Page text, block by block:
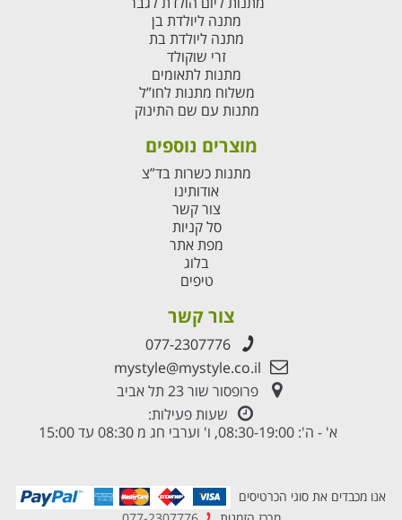
מתנה ליולדת בן
מתנה ליולדת בת
זרי שוקולד
מתנות לתאומים
משלוח מתנות לחו”ל
מתנות עם שם התינוק
מוצרים נוספים
מתנות כשרות בד”צ
אודותינו
צור קשר
סל קניות
מפת אתר
בלוג
טיפים
צור קשר
077-2307776
mystyle@mystyle.co.il
פרופסור שור 23 תל אביב
שעות פעילות:
א' - ה': 08:30-19:00, ו' וערבי חג מ 08:30 עד 15:00
אנו מכבדים את סוגי הכרטיסים